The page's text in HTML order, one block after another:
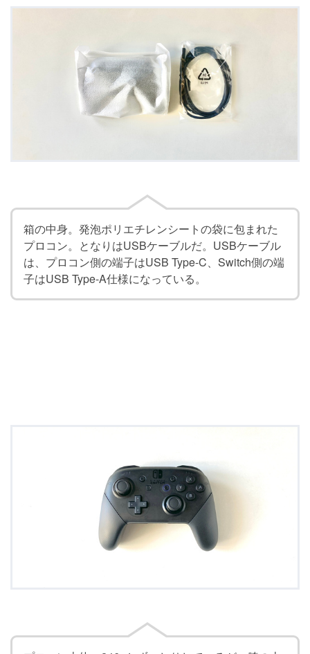
箱の中身。発泡ポリエチレンシートの袋に包まれた
プロコン。となりはUSBケーブルだ。USBケーブル
は、プロコン側の端子はUSB Type-C、Switch側の端
子はUSB Type-A仕様になっている。